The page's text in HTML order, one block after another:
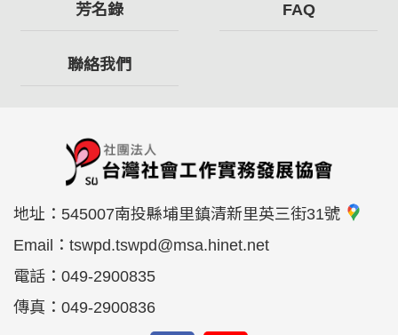
芳名錄 FAQ
聯絡我們
地址： 545007南投縣埔里鎮清新里英三街31號
Email： tswpd.tswpd@msa.hinet.net
電話： 049-2900835
傳真： 049-2900836